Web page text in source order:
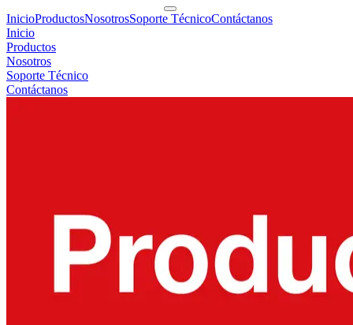
InicioProductosNosotrosSoporte TécnicoContáctanos
Inicio
Productos
Nosotros
Soporte Técnico
Contáctanos